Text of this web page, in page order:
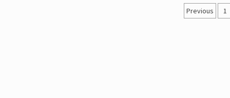
Posts
Previous 1